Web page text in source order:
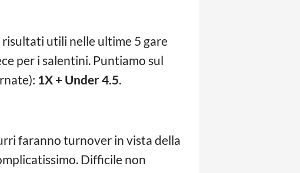
utili nelle ultime 5 gare
per i salentini. Puntiamo sul
1X + Under 4.5.
faranno turnover in vista della
Difficile non